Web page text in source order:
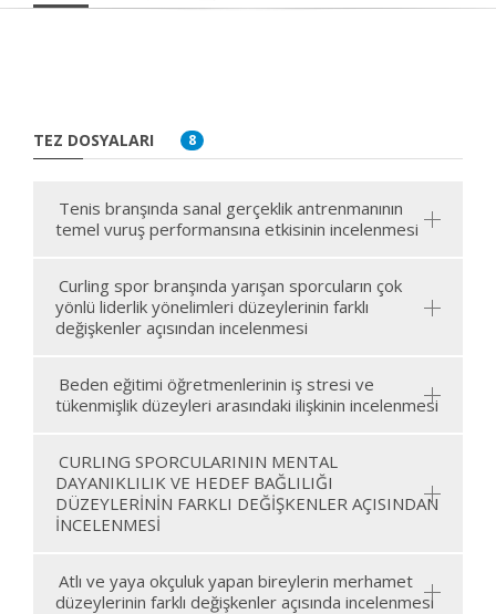
TEZ DOSYALARI 8
Tenis branşında sanal gerçeklik antrenmanının
temel vuruş performansına etkisinin incelenmesi
Curling spor branşında yarışan sporcuların çok
yönlü liderlik yönelimleri düzeylerinin farklı
değişkenler açısından incelenmesi
Beden eğitimi öğretmenlerinin iş stresi ve
tükenmişlik düzeyleri arasındaki ilişkinin incelenmesi
CURLING SPORCULARININ MENTAL
DAYANIKLILIK VE HEDEF BAĞLILIĞI
DÜZEYLERİNİN FARKLI DEĞİŞKENLER AÇISINDAN
İNCELENMESİ
Atlı ve yaya okçuluk yapan bireylerin merhamet
düzeylerinin farklı değişkenler açısında incelenmesi